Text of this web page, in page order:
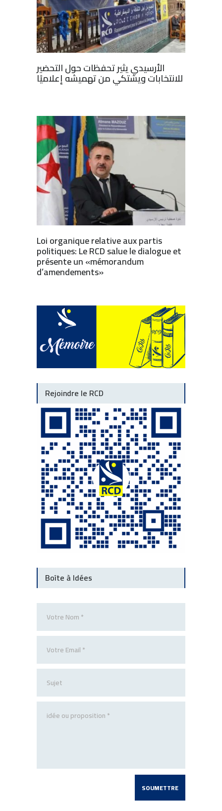
الأرسيدي يثير تحفظات حول التحضير
للانتخابات ويشتكي من تهميشه إعلاميًا
Loi organique relative aux partis
politiques: Le RCD salue le dialogue et
présente un «mémorandum
d’amendements»
Rejoindre le RCD
Boîte à Idées